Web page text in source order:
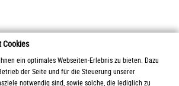
Cookies
ein optimales Webseiten-Erlebnis zu bieten. Dazu
der Seite und für die Steuerung unserer
notwendig sind, sowie solche, die lediglich zu
Maschinen- und Apparatebau GmbH